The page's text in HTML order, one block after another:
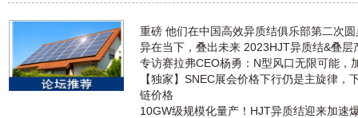
重磅 他们在中国高效异质结俱乐部第二次
异在当下，叠出未来 2023HJT异质结&叠层
专访赛拉弗CEO杨勇：N型风口无限可能，
【独家】SNEC展会价格下行仍是主旋律，
链价格
10GW级规模化量产！HJT异质结迎来加速